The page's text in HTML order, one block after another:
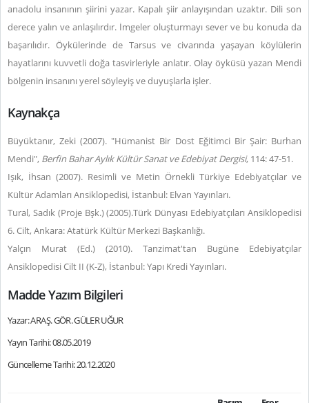
anadolu insanının şiirini yazar. Kapalı şiir anlayışından uzaktır. Dili son
derece yalın ve anlaşılırdır. İmgeler oluşturmayı sever ve bu konuda da
başarılıdır. Öykülerinde de Tarsus ve civarında yaşayan köylülerin
hayatlarını kuvvetli doğa tasvirleriyle anlatır. Olay öyküsü yazan Mendi
bölgenin insanını yerel söyleyiş ve duyuşlarla işler.
Kaynakça
Büyüktanır, Zeki (2007). "Hümanist Bir Dost Eğitimci Bir Şair: Burhan
Mendi", Berfin Bahar Aylık Kültür Sanat ve Edebiyat Dergisi, 114: 47-51.
Işık, İhsan (2007). Resimli ve Metin Örnekli Türkiye Edebiyatçılar ve
Kültür Adamları Ansiklopedisi, İstanbul: Elvan Yayınları.
Tural, Sadık (Proje Bşk.) (2005).Türk Dünyası Edebiyatçıları Ansiklopedisi
6. Cilt, Ankara: Atatürk Kültür Merkezi Başkanlığı.
Yalçın Murat (Ed.) (2010). Tanzimat'tan Bugüne Edebiyatçılar
Ansiklopedisi Cilt II (K-Z), İstanbul: Yapı Kredi Yayınları.
Madde Yazım Bilgileri
Yazar: ARAŞ. GÖR. GÜLER UĞUR
Yayın Tarihi: 08.05.2019
Güncelleme Tarihi: 20.12.2020